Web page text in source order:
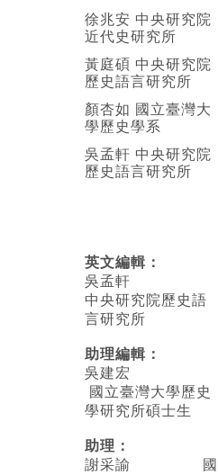
徐兆安 中央研究院
近代史研究所
黃庭碩 中央研究院
歷史語言研究所
顏杏如 國立臺灣大
學歷史學系
吳孟軒 中央研究院
歷史語言研究所
英文編輯 ：
吳孟軒
中央研究院歷史語
言研究所
助理編輯：
吳建宏
國立臺灣大學歷史
學研究所碩士生
助理：
謝采諭
國